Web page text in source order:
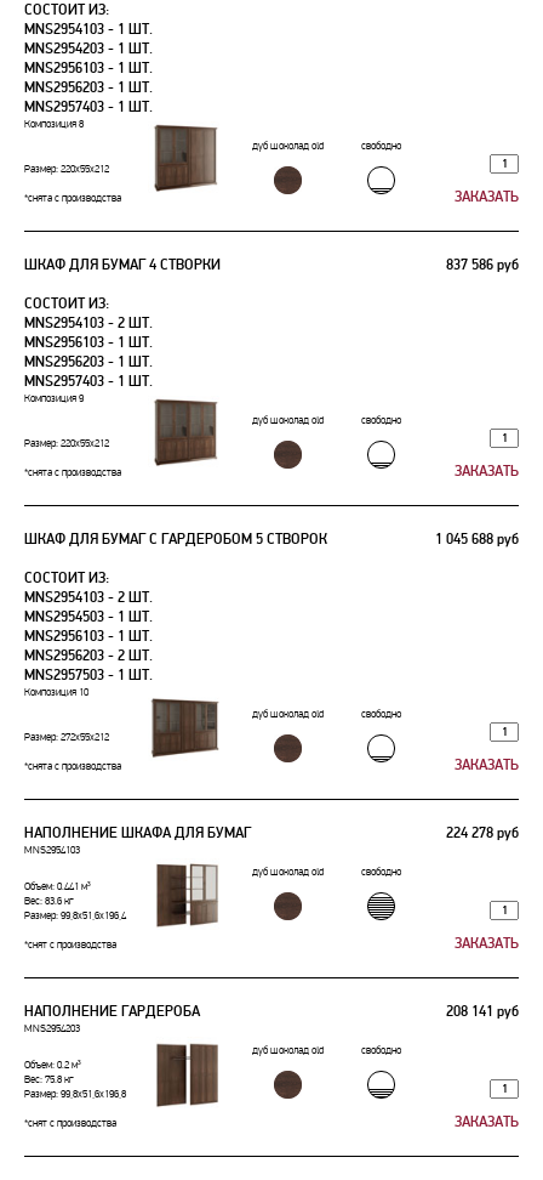
СОСТОИТ ИЗ:
MNS2954103 - 1 ШТ.
MNS2954203 - 1 ШТ.
MNS2956103 - 1 ШТ.
MNS2956203 - 1 ШТ.
MNS2957403 - 1 ШТ.
Композиция 8
дуб шоколад old
свободно
Размер: 220х55х212
*снята с производства
ШКАФ ДЛЯ БУМАГ 4 СТВОРКИ
СОСТОИТ ИЗ:
MNS2954103 - 2 ШТ.
MNS2956103 - 1 ШТ.
MNS2956203 - 1 ШТ.
MNS2957403 - 1 ШТ.
837 586 руб
Композиция 9
дуб шоколад old
свободно
Размер: 220х55х212
*снята с производства
ШКАФ ДЛЯ БУМАГ С ГАРДЕРОБОМ 5 СТВОРОК
СОСТОИТ ИЗ:
MNS2954103 - 2 ШТ.
MNS2954503 - 1 ШТ.
MNS2956103 - 1 ШТ.
MNS2956203 - 2 ШТ.
MNS2957503 - 1 ШТ.
1 045 688 руб
Композиция 10
дуб шоколад old
свободно
Размер: 272х55х212
*снята с производства
НАПОЛНЕНИЕ ШКАФА ДЛЯ БУМАГ 224 278 руб
MNS2954103
дуб шоколад old
свободно
Объем: 0.441 м³
Вес: 83.6 кг
Размер: 99,8x51,6x196,4
*снят с производства
НАПОЛНЕНИЕ ГАРДЕРОБА 208 141 руб
MNS2954203
дуб шоколад old
свободно
Объем: 0.2 м³
Вес: 75.8 кг
Размер: 99,8x51,6x196,8
*снят с производства